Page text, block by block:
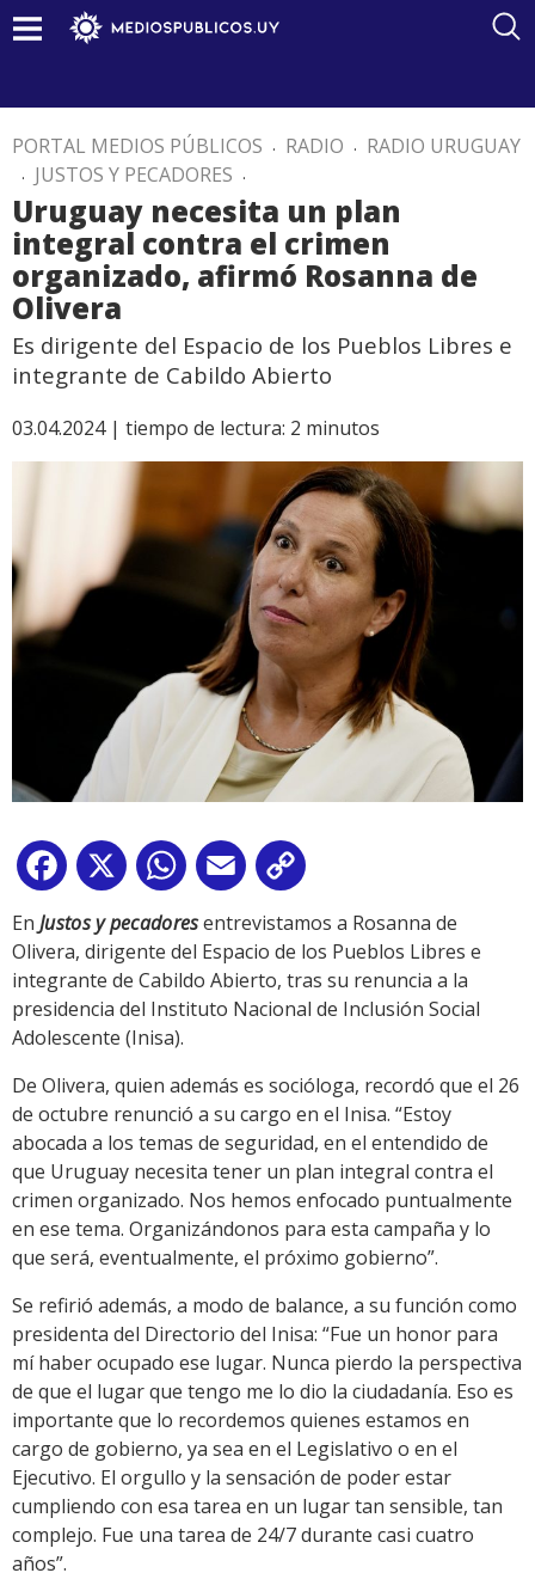
PORTAL MEDIOS PÚBLICOS . RADIO . RADIO URUGUAY
. JUSTOS Y PECADORES .
Uruguay necesita un plan
integral contra el crimen
organizado, afirmó Rosanna de
Olivera
Es dirigente del Espacio de los Pueblos Libres e
integrante de Cabildo Abierto
03.04.2024 | tiempo de lectura: 2 minutos
Facebook
X WhatsApp
Email
Link
En Justos y pecadoresentrevistamos a Rosanna de
Olivera, dirigente del Espacio de los Pueblos Libres e
integrante de Cabildo Abierto, tras su renuncia a la
presidencia del Instituto Nacional de Inclusión Social
Adolescente (Inisa).
De Olivera, quien además es socióloga, recordó que el 26
de octubre renunció a su cargo en el Inisa. “Estoy
abocada a los temas de seguridad, en el entendido de
que Uruguay necesita tener un plan integral contra el
crimen organizado. Nos hemos enfocado puntualmente
en ese tema. Organizándonos para esta campaña y lo
que será, eventualmente, el próximo gobierno”.
Se refirió además, a modo de balance, a su función como
presidenta del Directorio del Inisa: “Fue un honor para
mí haber ocupado ese lugar. Nunca pierdo la perspectiva
de que el lugar que tengo me lo dio la ciudadanía. Eso es
importante que lo recordemos quienes estamos en
cargo de gobierno, ya sea en el Legislativo o en el
Ejecutivo. El orgullo y la sensación de poder estar
cumpliendo con esa tarea en un lugar tan sensible, tan
complejo. Fue una tarea de 24/7 durante casi cuatro
años”.